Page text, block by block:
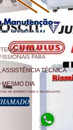
TEM
PARA
ASSISTÊNCIA TÉCNICA
MESMO DIA
DE HORÁRIO PARA O DIA SEGUINTE